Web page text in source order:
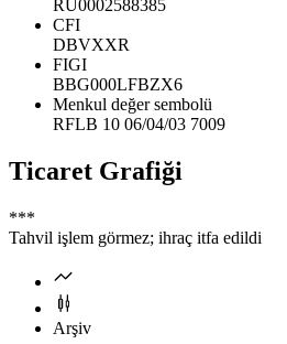
RU0002588385
CFI
DBVXXR
FIGI
BBG000LFBZX6
Menkul değer sembolü
RFLB 10 06/04/03 7009
Ticaret Grafiği
***
Tahvil işlem görmez; ihraç itfa edildi
Arşiv